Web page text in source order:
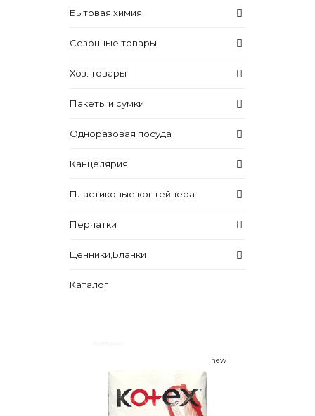
Бытовая химия
Сезонные товары
Хоз. товары
Пакеты и сумки
Одноразовая посуда
Канцелярия
Пластиковые контейнера
Перчатки
Ценники,Бланки
Каталог
new